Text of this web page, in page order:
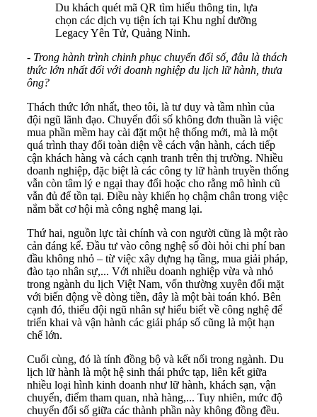
Du khách quét mã QR tìm hiểu thông tin, lựa
chọn các dịch vụ tiện ích tại Khu nghỉ dưỡng
Legacy Yên Tử, Quảng Ninh.
- Trong hành trình chinh phục chuyển đổi số, đâu là thách
thức lớn nhất đối với doanh nghiệp du lịch lữ hành, thưa
ông?
Thách thức lớn nhất, theo tôi, là tư duy và tầm nhìn của
đội ngũ lãnh đạo. Chuyển đổi số không đơn thuần là việc
mua phần mềm hay cài đặt một hệ thống mới, mà là một
quá trình thay đổi toàn diện về cách vận hành, cách tiếp
cận khách hàng và cách cạnh tranh trên thị trường. Nhiều
doanh nghiệp, đặc biệt là các công ty lữ hành truyền thống
vẫn còn tâm lý e ngại thay đổi hoặc cho rằng mô hình cũ
vẫn đủ để tồn tại. Điều này khiến họ chậm chân trong việc
nắm bắt cơ hội mà công nghệ mang lại.
Thứ hai, nguồn lực tài chính và con người cũng là một rào
cản đáng kể. Đầu tư vào công nghệ số đòi hỏi chi phí ban
đầu không nhỏ – từ việc xây dựng hạ tầng, mua giải pháp,
đào tạo nhân sự,... Với nhiều doanh nghiệp vừa và nhỏ
trong ngành du lịch Việt Nam, vốn thường xuyên đối mặt
với biến động về dòng tiền, đây là một bài toán khó. Bên
cạnh đó, thiếu đội ngũ nhân sự hiểu biết về công nghệ để
triển khai và vận hành các giải pháp số cũng là một hạn
chế lớn.
Cuối cùng, đó là tính đồng bộ và kết nối trong ngành. Du
lịch lữ hành là một hệ sinh thái phức tạp, liên kết giữa
nhiều loại hình kinh doanh như lữ hành, khách sạn, vận
chuyển, điểm tham quan, nhà hàng,... Tuy nhiên, mức độ
chuyển đổi số giữa các thành phần này không đồng đều.